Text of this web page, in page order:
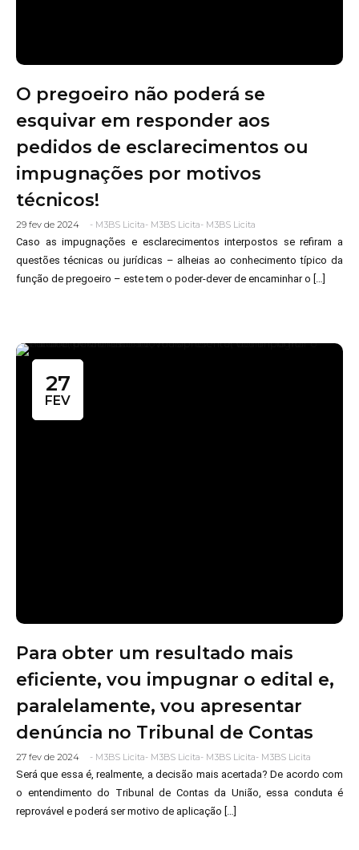
O pregoeiro não poderá se
esquivar em responder aos
pedidos de esclarecimentos ou
impugnações por motivos
técnicos!
29 fev de 2024 - M3BS Licita- M3BS Licita- M3BS Licita
Caso as impugnações e esclarecimentos interpostos se refiram a
questões técnicas ou jurídicas – alheias ao conhecimento típico da
função de pregoeiro – este tem o poder-dever de encaminhar o […]
27
FEV
Para obter um resultado mais
eficiente, vou impugnar o edital e,
paralelamente, vou apresentar
denúncia no Tribunal de Contas
27 fev de 2024 - M3BS Licita- M3BS Licita- M3BS Licita- M3BS Licita
Será que essa é, realmente, a decisão mais acertada? De acordo com
o entendimento do Tribunal de Contas da União, essa conduta é
reprovável e poderá ser motivo de aplicação […]